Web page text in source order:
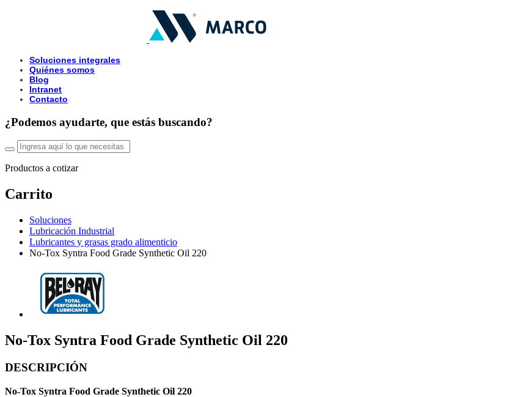
Soluciones integrales
Quiénes somos
Blog
Intranet
Contacto
¿Podemos ayudarte, que estás buscando?
Productos a cotizar
Carrito
Soluciones
Lubricación Industrial
Lubricantes y grasas grado alimenticio
No-Tox Syntra Food Grade Synthetic Oil 220
No-Tox Syntra Food Grade Synthetic Oil 220
DESCRIPCIÓN
No-Tox Syntra Food Grade Synthetic Oil 220